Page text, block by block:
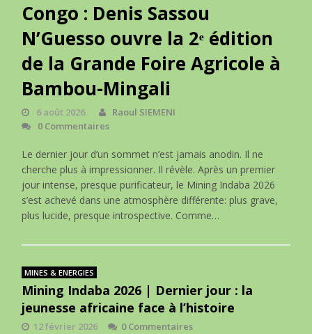
Congo : Denis Sassou
N’Guesso ouvre la 2ᵉ édition
de la Grande Foire Agricole à
Bambou-Mingali
6 août 2026
Raoul SIEMENI
0 Commentaires
Le dernier jour d’un sommet n’est jamais anodin. Il ne
cherche plus à impressionner. Il révèle. Après un premier
jour intense, presque purificateur, le Mining Indaba 2026
s’est achevé dans une atmosphère différente: plus grave,
plus lucide, presque introspective. Comme…
MINES & ENERGIES
Mining Indaba 2026 | Dernier jour : la
jeunesse africaine face à l’histoire
12 février 2026
0 Commentaires